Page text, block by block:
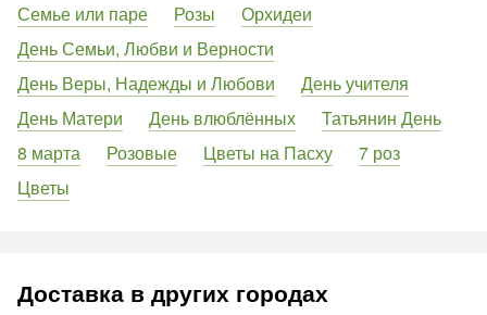
Семье или паре Розы
Орхидеи
День Семьи, Любви и Верности
День Веры, Надежды и Любови
День учителя
День Матери
День влюблённых
Татьянин День
8 марта
Розовые Цветы на Пасху
7 роз
Цветы
Доставка в других городах